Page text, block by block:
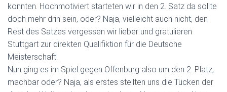
konnten. Hochmotiviert starteten wir in den 2. Satz da sollte
doch mehr drin sein, oder? Naja, vielleicht auch nicht, den
Rest des Satzes vergessen wir lieber und gratulieren
Stuttgart zur direkten Qualifiktion für die Deutsche
Meisterschaft.
Nun ging es im Spiel gegen Offenburg also um den 2. Platz,
machbar oder? Naja, als erstes stellten uns die Tücken der